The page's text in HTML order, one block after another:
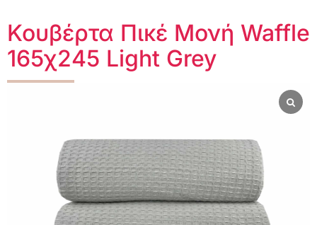
Κουβέρτα Πικέ Μονή Waffle
165χ245 Light Grey